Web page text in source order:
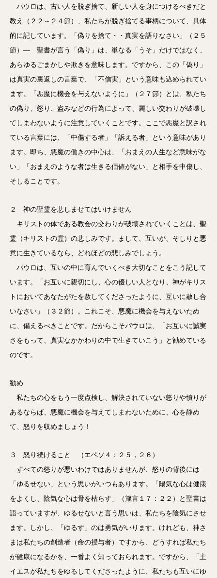
パウロは、古い人を脱ぎ捨て、新しい人を身につけるべきだと
教え（２２～２４節）、私たちが脱ぎ捨てる事柄について、具体
的に記しています。「偽りを捨て・・真実を語りなさい」（２５
節）― 聖書が言う「偽り」は、単なる「うそ」だけではなく、
あらゆるごまかしや欺きを意味します。ですから、この「偽り」
は真実の裏返しの言葉で、「不信実」という意味も込められてい
ます。「悪魔に機会を与えないように」（２７節）とは、私たち
の偽り、怒り、盗みなどの行為によって、麗しい交わりが破壊し
てしまわないように注意していくことです。ここで悪魔と訳され
ている言葉には、「中傷する者」「訴える者」という意味があり
ます。即ち、悪魔の働きの中心は、「おまえの人生など意味がな
い」「おまえのような者は生きる価値がない」と相手を中傷し、
そしることです。
２ 神の聖霊を悲しませてはいけません
キリストの体である教会の交わりが破壊されていくことは、聖
霊（キリストの霊）の悲しみです。まして、互いが、そしりと悪
意に生きているなら、どれほどの悲しみでしょう。
パウロは、互いの中に育んでいくべき大切なことをこう記して
います。「お互いに親切にし、心の優しい人となり、神がキリス
トにおいてあなたがたを赦してくださったように、互いに赦し合
いなさい」（３２節）。これこそ、悪魔に機会を与えないため
に、備えるべきことです。だからこそパウロは、「お互いに誠実
さをもって、真実なかかわりの中で生きていこう」と勧めている
のです。
勧め
私たちの心をもう一度点検し、解決されていない怒りや憤りが
あるならば、悪魔に機会を与えてしまわないために、心を静め
て、怒りを収めましょう！
３ 怒り続けること （エペソ４：２５，２６）
すべての怒りが悪いわけではありませんが、怒りの背後には
「ゆるせない」という思いがいつもあります。「陽気な心は健康
をよくし、陰気な心は骨を枯らす」（箴言１７：２２）と聖書は
語っていますが、ゆるせないと言う思いは、私たちを陰気にさせ
ます。しかし、「ゆるす」のは勇気がいります。けれども、神さ
まは私たちの創造者（命の授与者）ですから、どうすれば私たち
が健康になるかを、一番よく知っておられます。ですから、「主
イエスが私たちをゆるしてくださったように、私たちも互いにゆ